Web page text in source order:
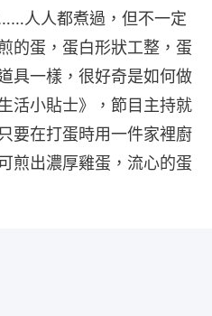
人人都煮過，但不一定
的蛋，蛋白形狀工整，蛋
具一樣，很好奇是如何做
活小貼士》，節目主持就
要在打蛋時用一件家裡廚
煎出濃厚雞蛋，流心的蛋